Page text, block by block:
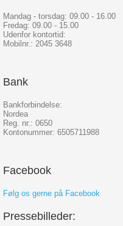
Mandag - torsdag: 09.00 - 16.00
Fredag: 09.00 - 15.00
Udenfor kontortid:
Mobilnr.: 2045 3648
Bank
Bankforbindelse:
Nordea
Reg. nr.: 0650
Kontonummer: 6505711988
Facebook
Følg os gerne på Facebook
Pressebilleder: